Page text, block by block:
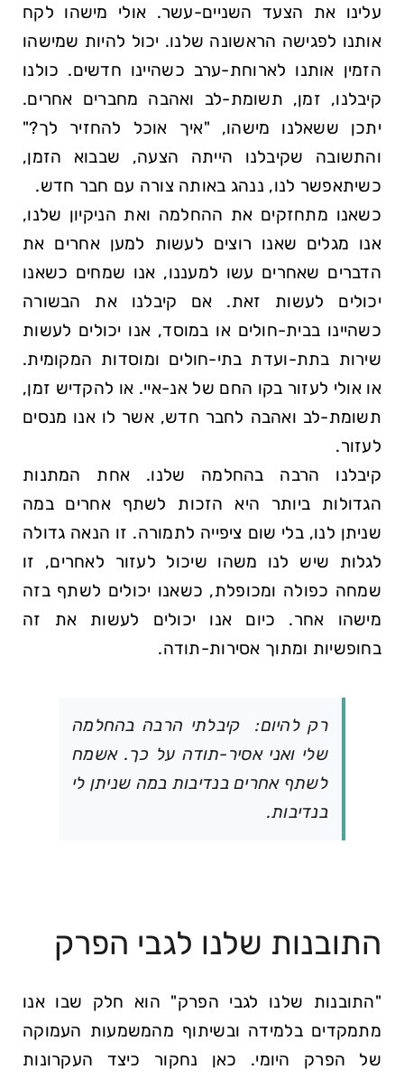
עלינו את הצעד השניים-עשר. אולי מישהו לקח
אותנו לפגישה הראשונה שלנו. יכול להיות שמישהו
הזמין אותנו לארוחת-ערב כשהיינו חדשים. כולנו
קיבלנו, זמן, תשומת-לב ואהבה מחברים אחרים.
יתכן ששאלנו מישהו,
איך אוכל להחזיר לך?
והתשובה שקיבלנו הייתה הצעה, שבבוא הזמן,
כשיתאפשר לנו, ננהג באותה צורה עם חבר חדש.
כשאנו מתחזקים את ההחלמה ואת הניקיון שלנו,
אנו מגלים שאנו רוצים לעשות למען אחרים את
הדברים שאחרים עשו למעננו, אנו שמחים כשאנו
יכולים לעשות זאת. אם קיבלנו את הבשורה
כשהיינו בבית-חולים או במוסד, אנו יכולים לעשות
שירות בתת-ועדת בתי-חולים ומוסדות המקומית.
או אולי לעזור בקו החם של אנ-איי. או להקדיש זמן,
תשומת-לב ואהבה לחבר חדש, אשר לו אנו מנסים
לעזור.
קיבלנו הרבה בהחלמה שלנו. אחת המתנות
הגדולות ביותר היא הזכות לשתף אחרים במה
שניתן לנו, בלי שום ציפייה לתמורה. זו הנאה גדולה
לגלות שיש לנו משהו שיכול לעזור לאחרים, זו
שמחה כפולה ומכופלת, כשאנו יכולים לשתף בזה
מישהו אחר. כיום אנו יכולים לעשות את זה
בחופשיות ומתוך אסירות-תודה.
רק להיום: קיבלתי הרבה בהחלמה
שלי ואני אסיר-תודה על כך. אשמח
לשתף אחרים בנדיבות במה שניתן לי
בנדיבות.
התובנות שלנו לגבי הפרק
"התובנות שלנו לגבי הפרק" הוא חלק שבו אנו
מתמקדים בלמידה ובשיתוף מהמשמעות העמוקה
של הפרק היומי. כאן נחקור כיצד העקרונות